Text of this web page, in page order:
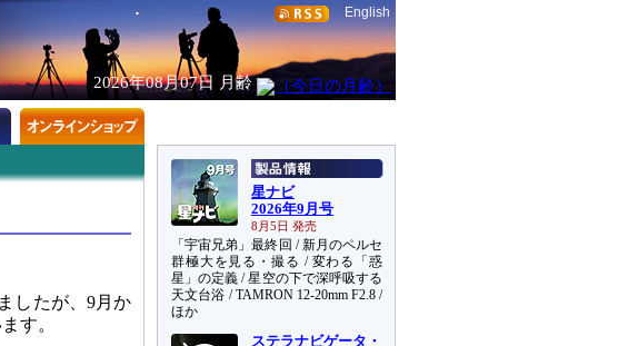
English
2026年08月07日 月齢
したが、9月か
す。
星ナビ
2026年9月号
8月5日 発売
「宇宙兄弟」最終回 / 新月のペルセ
群極大を見る・撮る / 変わる「惑
星」の定義 / 星空の下で深呼吸する
天文台浴 / TAMRON 12-20mm F2.8 /
ほか
ステラナビゲータ・